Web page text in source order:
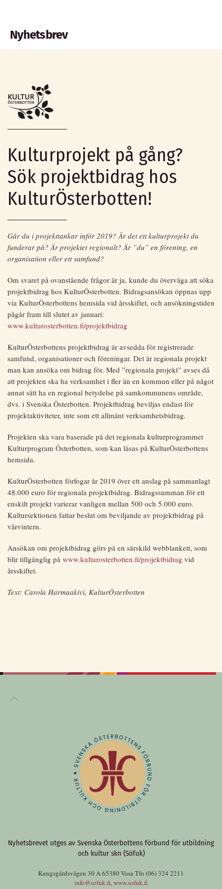
Nyhetsbrev
Kulturprojekt på gång?
Sök projektbidrag hos
KulturÖsterbotten!
Går du i projekttankar inför 2019? Är det ett kulturprojekt du
funderar på? Är projektet regionalt? Är ”du” en förening, en
organisation eller ett samfund?
Om svaret på ovanstående frågor är ja, kunde du överväga att söka
projektbidrag hos KulturÖsterbotten. Bidragsansökan öppnas upp
via KulturÖsterbottens hemsida vid årsskiftet, och ansökningstiden
pågår fram till slutet av januari:
www.kulturosterbotten.fi/projektbidrag
KulturÖsterbottens projektbidrag är avsedda för registrerade
samfund, organisationer och föreningar. Det är regionala projekt
man kan ansöka om bidrag för. Med ”regionala projekt” avses då
att projekten ska ha verksamhet i fler än en kommun eller på något
annat sätt ha en regional betydelse på samkommunens område,
dvs. i Svenska Österbotten. Projektbidrag beviljas endast för
projektaktiviteter, inte som ett allmänt verksamhetsbidrag.
Projekten ska vara baserade på det regionala kulturprogrammet
Kulturprogram Österbotten, som kan läsas på KulturÖsterbottens
hemsida.
KulturÖsterbotten förfogar år 2019 över ett anslag på sammanlagt
48.000 euro för regionala projektbidrag. Bidragssumman för ett
enskilt projekt varierar vanligen mellan 500 och 5.000 euro.
Kultursektionen fattar beslut om beviljande av projektbidrag på
vårvintern.
Ansökan om projektbidrag görs på en särskild webblankett, som
blir tillgänglig på www.kulturosterbotten.fi/projektbidrag vid
årsskiftet.
Text: Carola Harmaakivi, KulturÖsterbotten
Nyhetsbrevet utges av Svenska Österbottens förbund för utbildning
och kultur skn (Söfuk)
Kungsgårdsvägen 30 A 65380 Vasa Tfn (06) 324 2211
info@sofuk.fi,www.sofuk.fi